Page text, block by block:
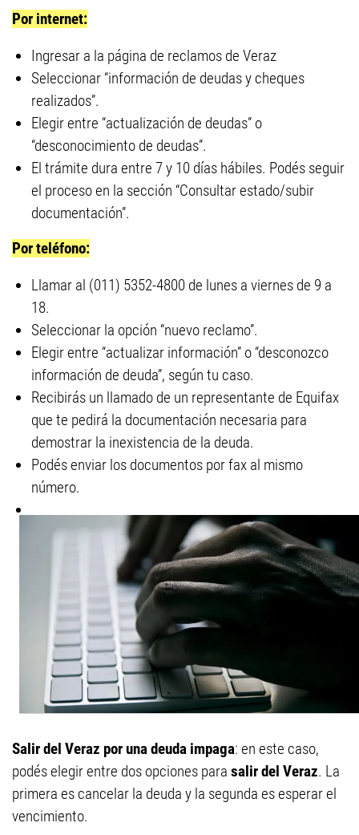
Por internet:
Ingresar a la página de reclamos de Veraz
Seleccionar “información de deudas y cheques
realizados”.
Elegir entre “actualización de deudas” o
“desconocimiento de deudas”.
El trámite dura entre 7 y 10 días hábiles. Podés seguir
el proceso en la sección “Consultar estado/subir
documentación”.
Por teléfono:
Llamar al (011) 5352-4800 de lunes a viernes de 9 a
18.
Seleccionar la opción “nuevo reclamo”.
Elegir entre “actualizar información” o “desconozco
información de deuda”, según tu caso.
Recibirás un llamado de un representante de Equifax
que te pedirá la documentación necesaria para
demostrar la inexistencia de la deuda.
Podés enviar los documentos por fax al mismo
número.
Salir del Veraz por una deuda impaga: en este caso,
podés elegir entre dos opciones para salir del Veraz. La
primera es cancelar la deuda y la segunda es esperar el
vencimiento.